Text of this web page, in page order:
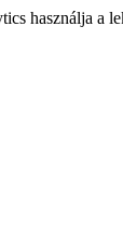
használja a